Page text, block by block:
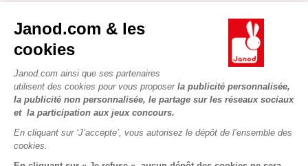
Janod.com & les
cookies
Janod.com ainsi que ses partenaires
utilisent des cookies pour vous proposer la publicité personnalisée,
la publicité non personnalisée, le partage sur les réseaux sociaux
et la participation aux jeux concours.
En cliquant sur ‘J’accepte’, vous autorisez le dépôt de l’ensemble des
cookies.